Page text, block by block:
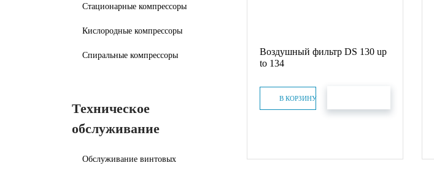
Стационарные компрессоры
Кислородные компрессоры
Спиральные компрессоры
Техническое
обслуживание
Обслуживание винтовых
Воздушный фильтр DS 130 up
to 134
В КОРЗИНУ